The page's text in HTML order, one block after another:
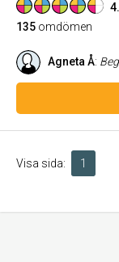
135 omdömen
Agneta Å:
Visa sida: 1